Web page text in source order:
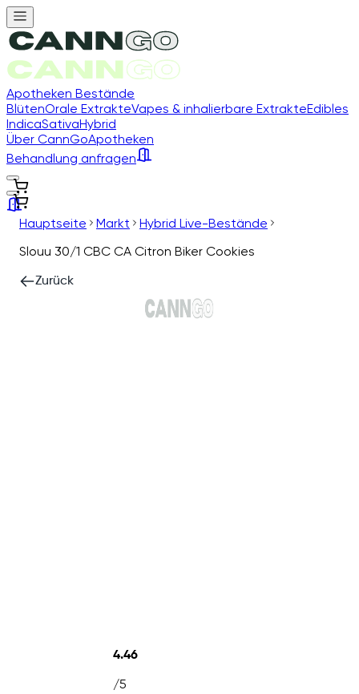
Apotheken Bestände
BlütenOrale ExtrakteVapes & inhalierbare ExtrakteEdibles
IndicaSativaHybrid
Über CannGoApotheken
Behandlung anfragen
Hauptseite Markt
Hybrid Live-Bestände
Slouu 30/1 CBC CA Citron Biker Cookies
Zurück
4.46
/5